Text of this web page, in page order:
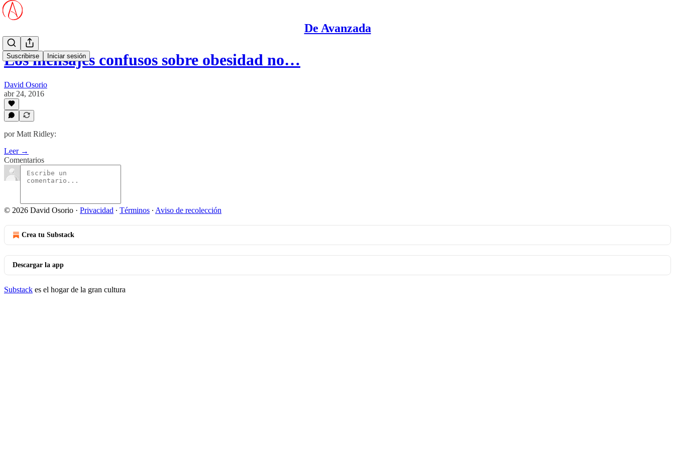
De Avanzada
Suscribirse Iniciar sesión
Los mensajes confusos sobre obesidad no…
David Osorio
abr 24, 2016
por Matt Ridley:
Leer →
Comentarios
© 2026 David Osorio · Privacidad ∙ Términos ∙ Aviso de recolección
Crea tu Substack
Descargar la app
Substack es el hogar de la gran cultura